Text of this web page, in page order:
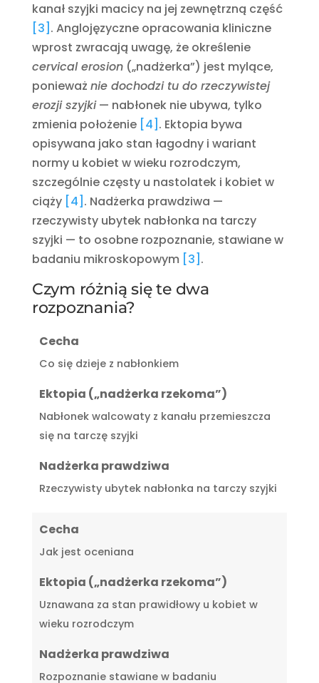
kanał szyjki macicy na jej zewnętrzną część
[3] . Anglojęzyczne opracowania kliniczne
wprost zwracają uwagę, że określenie
cervical erosion(„nadżerka”) jest mylące,
ponieważ nie dochodzi tu do rzeczywistej
erozji szyjki— nabłonek nie ubywa, tylko
zmienia położenie [4] . Ektopia bywa
opisywana jako stan łagodny i wariant
normy u kobiet w wieku rozrodczym,
szczególnie częsty u nastolatek i kobiet w
ciąży [4] . Nadżerka prawdziwa —
rzeczywisty ubytek nabłonka na tarczy
szyjki — to osobne rozpoznanie, stawiane w
badaniu mikroskopowym [3] .
Czym różnią się te dwa
rozpoznania?
Cecha
Co się dzieje z nabłonkiem
Ektopia („nadżerka rzekoma”)
Nabłonek walcowaty z kanału przemieszcza
się na tarczę szyjki
Nadżerka prawdziwa
Rzeczywisty ubytek nabłonka na tarczy szyjki
Cecha
Jak jest oceniana
Ektopia („nadżerka rzekoma”)
Uznawana za stan prawidłowy u kobiet w
wieku rozrodczym
Nadżerka prawdziwa
Rozpoznanie stawiane w badaniu